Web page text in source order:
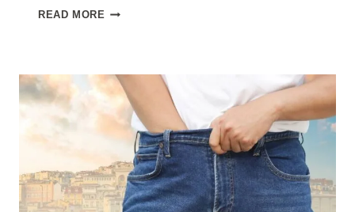
READ MORE COSTUL
ÎN
TURCIA
2025
PACHET
ALL
INCLUSIVE